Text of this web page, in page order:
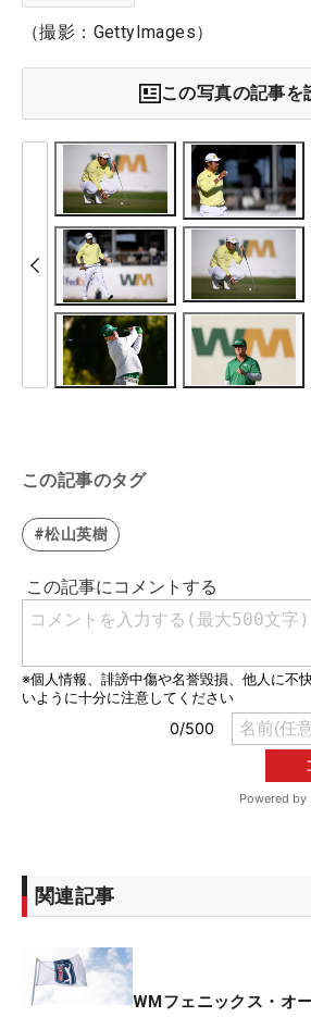
（撮影：GettyImages）
この写真の記事を
この記事のタグ
#松山英樹
関連記事
WMフェニックス・オ